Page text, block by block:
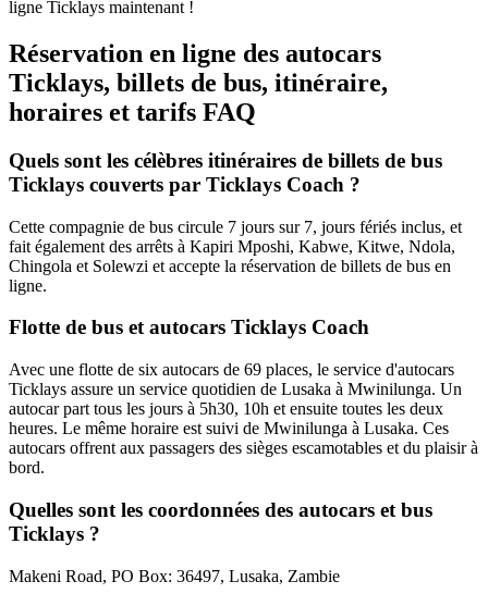
ligne Ticklays maintenant !
Réservation en ligne des autocars
Ticklays, billets de bus, itinéraire,
horaires et tarifs FAQ
Quels sont les célèbres itinéraires de billets de bus
Ticklays couverts par Ticklays Coach ?
Cette compagnie de bus circule 7 jours sur 7, jours fériés inclus, et
fait également des arrêts à Kapiri Mposhi, Kabwe, Kitwe, Ndola,
Chingola et Solewzi et accepte la réservation de billets de bus en
ligne.
Flotte de bus et autocars Ticklays Coach
Avec une flotte de six autocars de 69 places, le service d'autocars
Ticklays assure un service quotidien de Lusaka à Mwinilunga. Un
autocar part tous les jours à 5h30, 10h et ensuite toutes les deux
heures. Le même horaire est suivi de Mwinilunga à Lusaka. Ces
autocars offrent aux passagers des sièges escamotables et du plaisir à
bord.
Quelles sont les coordonnées des autocars et bus
Ticklays ?
Makeni Road, PO Box: 36497, Lusaka, Zambie